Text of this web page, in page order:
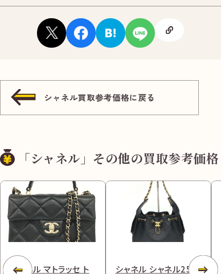
シャネル買取参考価格に戻る
「シャネル」その他の買取参考価格
シャネル マトラッセ ト シャネル シャネル25